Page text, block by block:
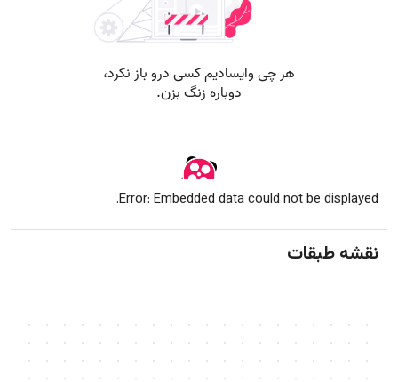
Error: Embedded data could not be displayed.
نقشه طبقات